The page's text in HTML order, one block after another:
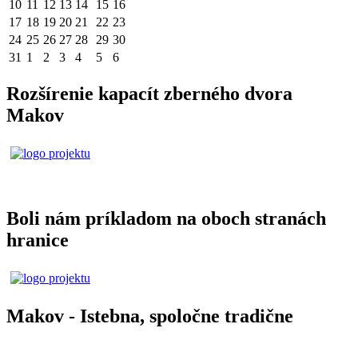
10 11 12 13 14 15 16
17 18 19 20 21 22 23
24 25 26 27 28 29 30
31 1 2 3 4 5 6
Rozšírenie kapacít zberného dvora
Makov
Boli nám príkladom na oboch stranách
hranice
Makov - Istebna, spoločne tradične